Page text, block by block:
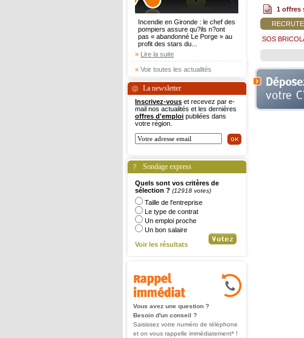
Incendie en Gironde : le chef des
pompiers assure qu?ils n?ont
pas « abandonné Le Porge » au
profit des stars du...
» Lire la suite
» Voir toutes les actualités
La newsletter
Inscrivez-vous et recevez par e-
mail nos actualités et les dernières
offres d'emploi publiées dans
votre région.
Sondage express
Quels sont vos critères de
sélection ? (12918 votes)
Taille de l'entreprise
Le type de contrat
Un emploi proche
Un bon salaire
Voir les résultats
Vous avez une question ?
Besoin d'un conseil ?
Saisissez votre numéro de téléphone
et on vous rappelle immédiatement* !
1 offres
SOS